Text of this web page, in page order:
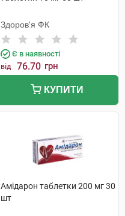
Здоров'я ФК
Є в наявності
від 76.70 грн
КУПИТИ
Амідарон таблетки 200 мг 30
шт